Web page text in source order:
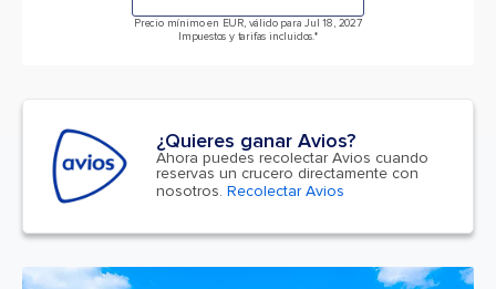
Precio mínimo en EUR, válido para Jul 18, 2027
Impuestos y tarifas incluidos.*
¿Quieres ganar Avios?
Ahora puedes recolectar Avios cuando
reservas un crucero directamente con
nosotros. Recolectar Avios